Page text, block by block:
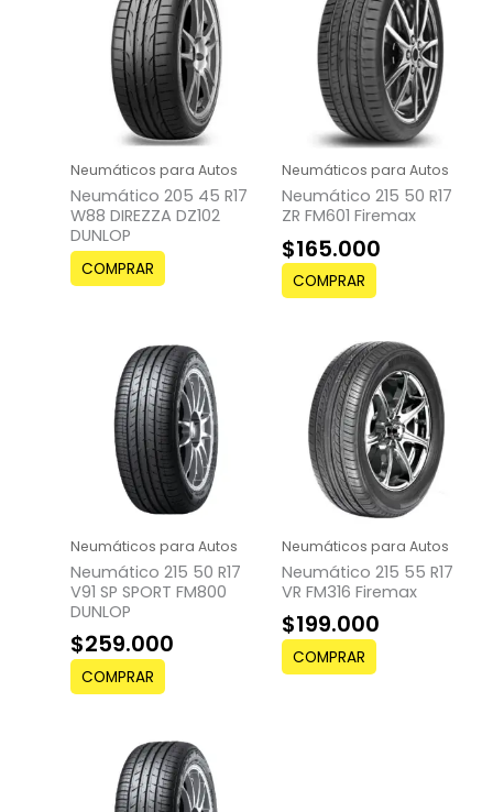
Neumáticos para Autos
Neumático 205 45 R17
W88 DIREZZA DZ102
DUNLOP
COMPRAR
Neumáticos para Autos
Neumático 215 50 R17
ZR FM601 Firemax
$165.000
COMPRAR
Neumáticos para Autos
Neumático 215 50 R17
V91 SP SPORT FM800
DUNLOP
$259.000
COMPRAR
Neumáticos para Autos
Neumático 215 55 R17
VR FM316 Firemax
$199.000
COMPRAR